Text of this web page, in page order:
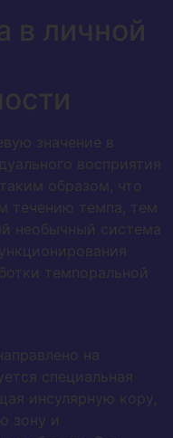
в личной
значение в
восприятия
образом, что
течению темпа, тем
необычный система
темпоральной
на
специальная
инсулярную кору,
зону и